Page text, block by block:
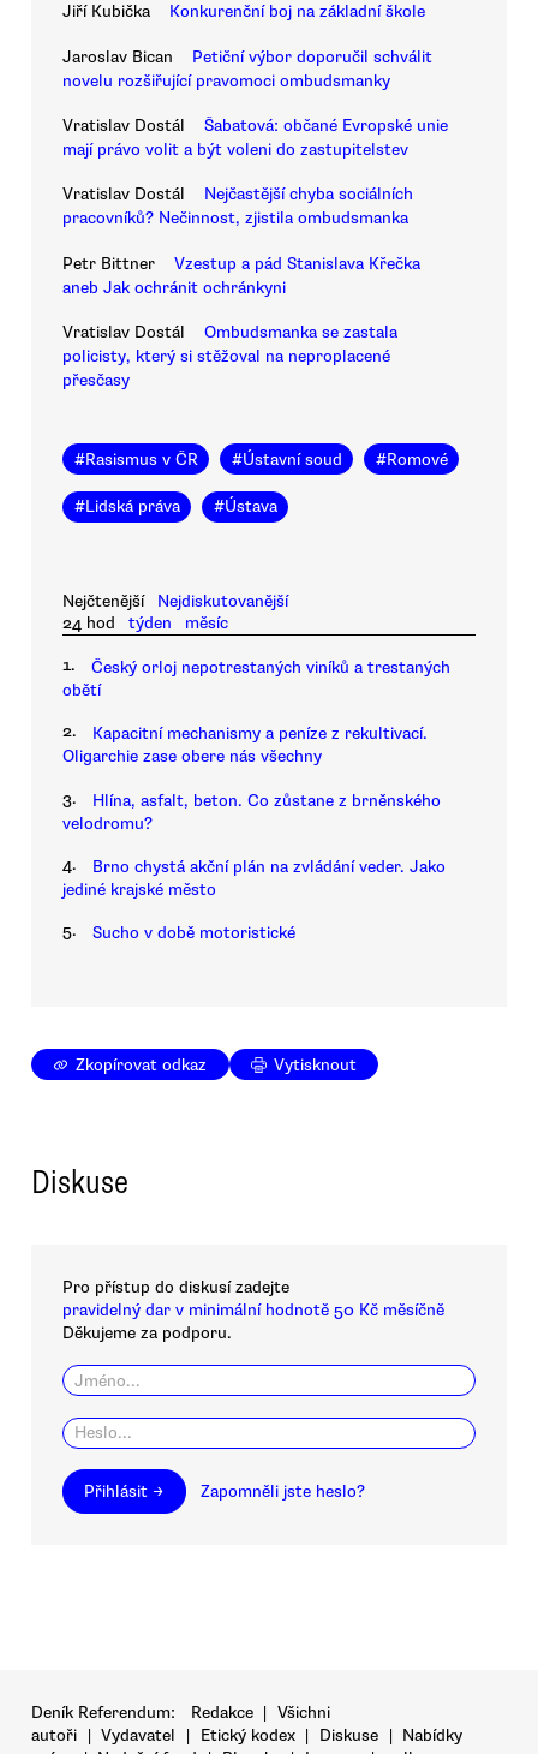
Jiří Kubička Konkurenční boj na základní škole
Jaroslav Bican
Petiční výbor doporučil schválit
novelu rozšiřující pravomoci ombudsmanky
Vratislav Dostál
Šabatová: občané Evropské unie
mají právo volit a být voleni do zastupitelstev
Vratislav Dostál
Nejčastější chyba sociálních
pracovníků? Nečinnost, zjistila ombudsmanka
Petr Bittner
Vzestup a pád Stanislava Křečka
aneb Jak ochránit ochránkyni
Vratislav Dostál
Ombudsmanka se zastala
policisty, který si stěžoval na neproplacené
přesčasy
#Rasismus v ČR #Ústavní soud #Romové
#Lidská práva #Ústava
Nejčtenější
Nejdiskutovanější
24 hod
týden měsíc
1.
Český orloj nepotrestaných viníků a trestaných
obětí
2.
Kapacitní mechanismy a peníze z rekultivací.
Oligarchie zase obere nás všechny
3.
Hlína, asfalt, beton. Co zůstane z brněnského
velodromu?
4.
Brno chystá akční plán na zvládání veder. Jako
jediné krajské město
5. Sucho v době motoristické
Zkopírovat odkaz Vytisknout
Diskuse
Pro přístup do diskusí zadejte
pravidelný dar v minimální hodnotě 50 Kč měsíčně
Děkujeme za podporu.
Přihlásit → Zapomněli jste heslo?
Deník Referendum: Redakce | Všichni
autoři | Vydavatel | Etický kodex | Diskuse | Nabídky